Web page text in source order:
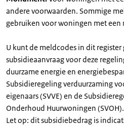
andere voorwaarden. Sommige
gebruiken voor woningen met een
U kunt de meldcodes in dit
subsidieaanvraag voor deze
duurzame energie en
Subsidieregeling verduurzaming
eigenaars (SVVE) en de
Onderhoud Huurwoningen (SVOH).
Let op: dit subsidiebedrag is